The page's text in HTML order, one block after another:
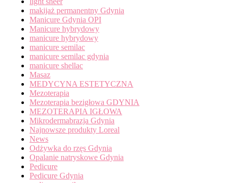
makijaż permanentny Gdynia
Manicure Gdynia OPI
Manicure hybrydowy
manicure hybrydowy
manicure semilac
manicure semilac gdynia
manicure shellac
Masaz
MEDYCYNA ESTETYCZNA
Mezoterapia
Mezoterapia bezigłowa GDYNIA
MEZOTERAPIA IGŁOWA
Mikrodermabrazja Gdynia
Najnowsze produkty Loreal
News
Odżywka do rzęs Gdynia
Opalanie natryskowe Gdynia
Pedicure
Pedicure Gdynia